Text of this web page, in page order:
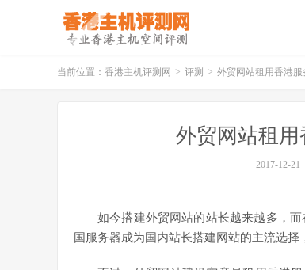
当前位置： 香港主机评测网 > 评测 > 外贸网站租用香港
外贸网站租用
2017-12-21
如今搭建外贸网站的站长越来越多，
国服务器成为国内站长搭建网站的主流选择